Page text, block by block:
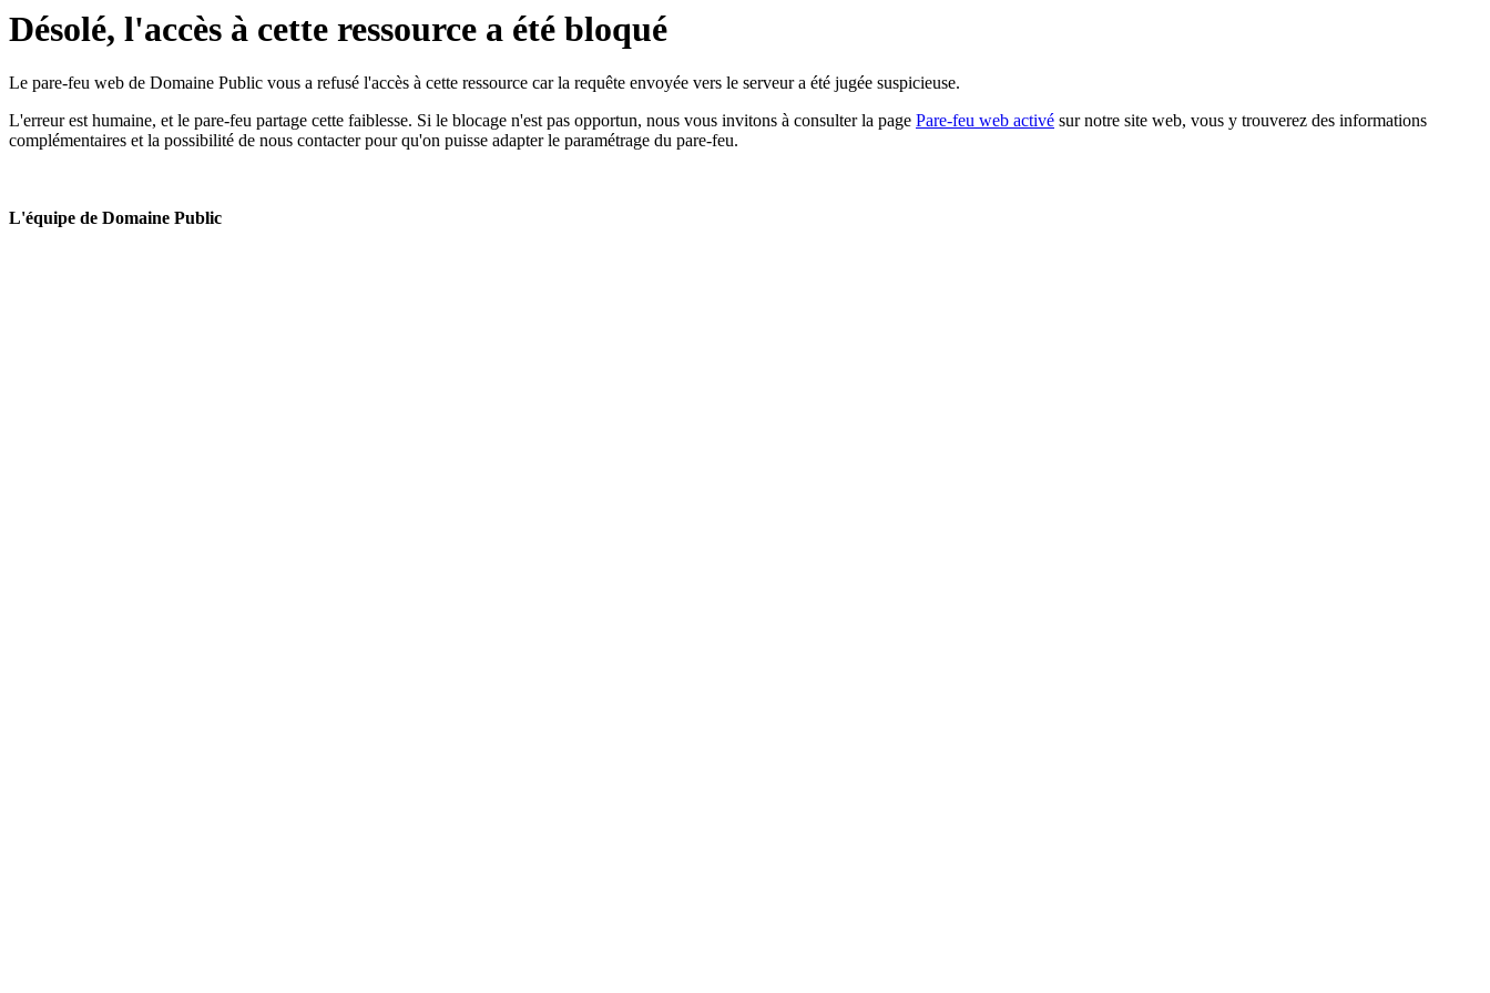
Désolé, l'accès à cette ressource a été bloqué
Le pare-feu web de Domaine Public vous a refusé l'accès à cette ressource car la requête envoyée vers le serveur a été jugée suspicieuse.
L'erreur est humaine, et le pare-feu partage cette faiblesse. Si le blocage n'est pas opportun, nous vous invitons à consulter la page Pare-feu web activé sur notre site web, vous y trouverez des informations
complémentaires et la possibilité de nous contacter pour qu'on puisse adapter le paramétrage du pare-feu.
L'équipe de Domaine Public